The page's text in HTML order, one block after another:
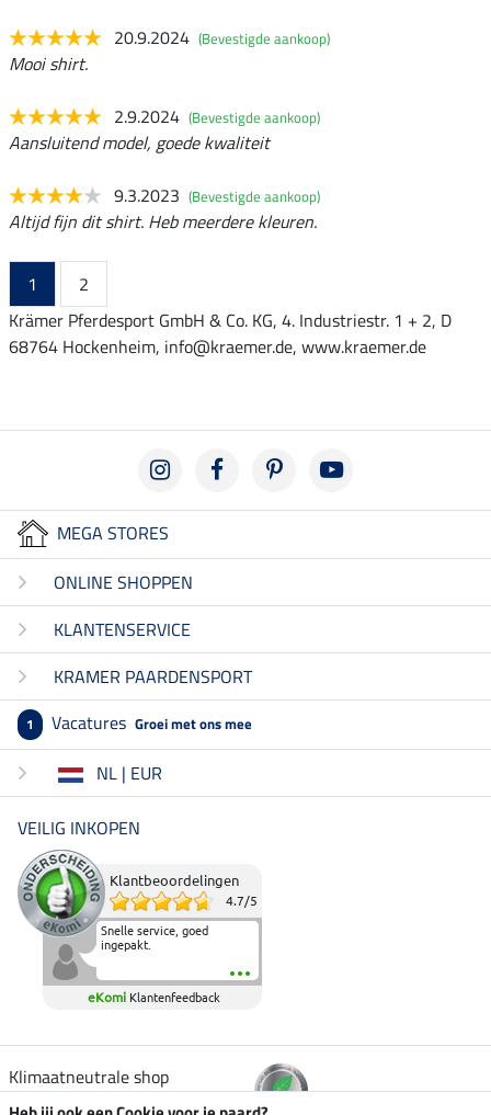
20.9.2024 (Bevestigde aankoop)
Mooi shirt.
2.9.2024 (Bevestigde aankoop)
Aansluitend model, goede kwaliteit
9.3.2023 (Bevestigde aankoop)
Altijd fijn dit shirt. Heb meerdere kleuren.
1
2
Krämer Pferdesport GmbH & Co. KG, 4. Industriestr. 1 + 2, D
68764 Hockenheim, info@kraemer.de, www.kraemer.de
MEGA STORES
ONLINE SHOPPEN
KLANTENSERVICE
KRAMER PAARDENSPORT
1 Vacatures Groei met ons mee
NL | EUR
VEILIG INKOPEN
Klantbeoordelingen
4.7/5
Snelle service, goed
ingepakt.
eKomi Klantenfeedback
Klimaatneutrale shop